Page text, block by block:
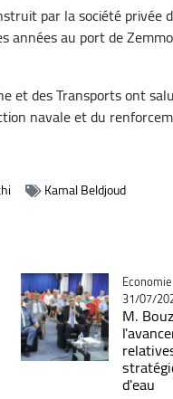
keys
to
decrease
volume.
par la société privée
années au port de
et des Transports ont
navale et du
Kamal Beldjoud
Catégorie
Economie
31/07/
M.
d'eau